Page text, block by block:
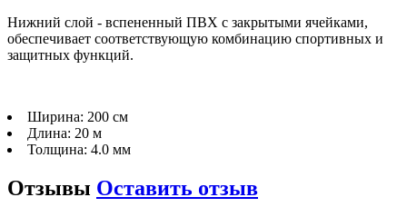
Нижний слой - вспененный ПВХ с закрытыми ячейками,
обеспечивает соответствующую комбинацию спортивных и
защитных функций.
Ширина: 200 см
Длина: 20 м
Толщина: 4.0 мм
Отзывы Оставить отзыв